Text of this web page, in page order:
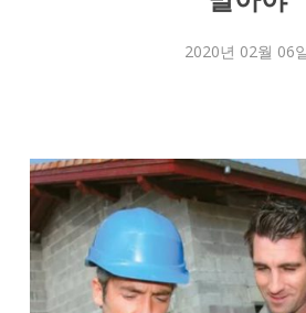
2020년 02월 06